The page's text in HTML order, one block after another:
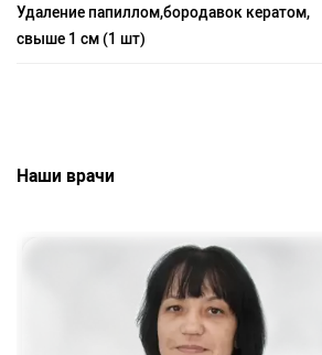
Удаление папиллом,бородавок кератом,
свыше 1 см (1 шт)
Наши врачи